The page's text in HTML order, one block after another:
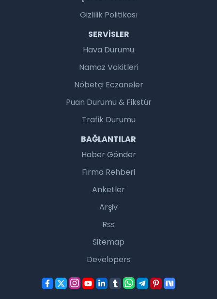
Gizlilik Politikası
SERVISLER
Hava Durumu
Namaz Vakitleri
Nöbetçi Eczaneler
Puan Durumu & Fikstür
Trafik Durumu
BAĞLANTILAR
Haber Gönder
Firma Rehberi
Anketler
Arşiv
Rss
Sitemap
Developers